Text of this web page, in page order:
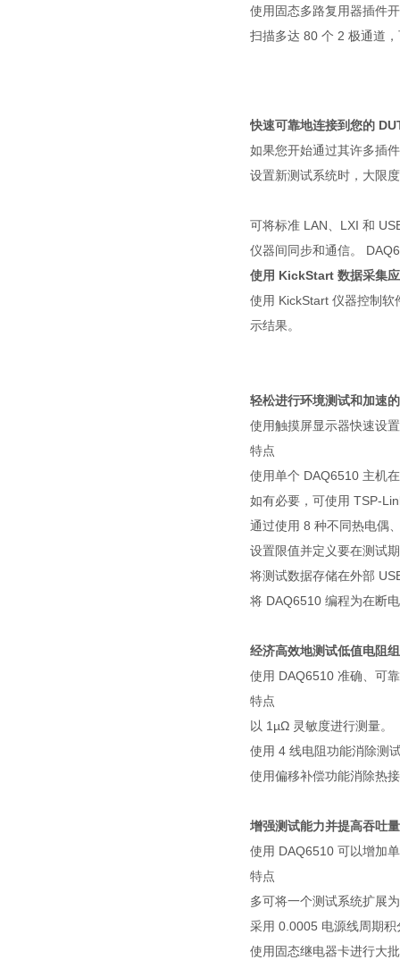
使用固态多路复用器插件
扫描多达 80 个 2 极通道
快速可靠地连接到您的
如果您开始通过其许多插
设置新测试系统时，大限
可将标准 LAN、LXI 和
仪器间同步和通信。
使用 KickStart 数据采集
使用 KickStart 仪器控制
示结果。
轻松进行环境测试和加速
使用触摸屏显示器快速设
特点
使用单个 DAQ6510 主机
如有必要，可使用 TSP-
通过使用 8 种不同热电偶
设置限值并定义要在测试
将测试数据存储在外部
将 DAQ6510 编程为在断
经济高效地测试低值电阻
使用 DAQ6510 准确、可
特点
以 1µΩ 灵敏度进行测量。
使用 4 线电阻功能消除测
使用偏移补偿功能消除热
增强测试能力并提高吞吐量
使用 DAQ6510 可以增加
特点
多可将一个测试系统扩展
采用 0.0005 电源线周期
使用固态继电器卡进行大